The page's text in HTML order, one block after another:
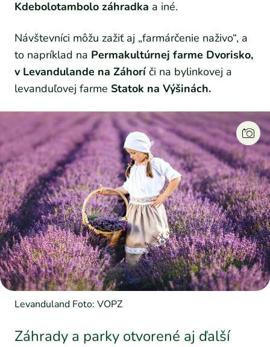
Kdebolotambolo záhradka a iné.
Návštevníci môžu zažiť aj „farmárčenie naživo“, a
to napríklad na Permakultúrnej farme Dvorisko,
v Levandulande na Záhorí či na bylinkovej a
levanduľovej farme Statok na Výšinách.
Levanduland Foto: VOPZ
Záhrady a parky otvorené aj ďalší